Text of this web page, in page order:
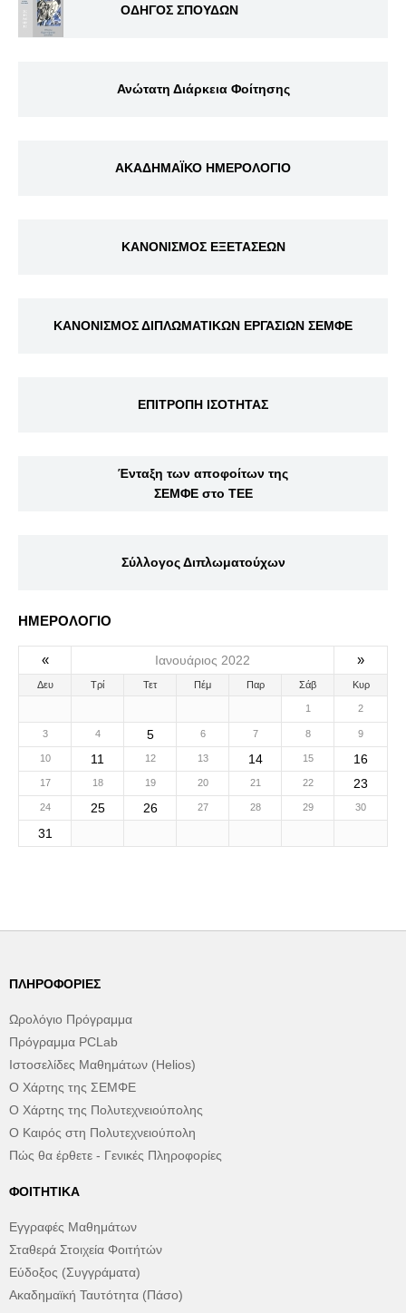
ΟΔΗΓΟΣ ΣΠΟΥΔΩΝ
Ανώτατη Διάρκεια Φοίτησης
ΑΚΑΔΗΜΑΪΚΟ ΗΜΕΡΟΛΟΓΙΟ
ΚΑΝΟΝΙΣΜΟΣ ΕΞΕΤΑΣΕΩΝ
ΚΑΝΟΝΙΣΜΟΣ ΔΙΠΛΩΜΑΤΙΚΩΝ ΕΡΓΑΣΙΩΝ ΣΕΜΦΕ
ΕΠΙΤΡΟΠΗ ΙΣΟΤΗΤΑΣ
Ένταξη των αποφοίτων της
ΣΕΜΦΕ στο ΤΕΕ
Σύλλογος Διπλωματούχων
ΗΜΕΡΟΛΟΓΙΟ
« Ιανουάριος 2022 »
Δευ Τρί Τετ Πέμ Παρ Σάβ Κυρ
1 2
3 4 5 6 7 8 9
10 11 12 13 14 15 16
17 18 19 20 21 22 23
24 25 26 27 28 29 30
31
ΠΛΗΡΟΦΟΡΊΕΣ
Ωρολόγιο Πρόγραμμα
Πρόγραμμα PCLab
Ιστοσελίδες Μαθημάτων (Helios)
Ο Χάρτης της ΣΕΜΦΕ
Ο Χάρτης της Πολυτεχνειούπολης
Ο Καιρός στη Πολυτεχνειούπολη
Πώς θα έρθετε - Γενικές Πληροφορίες
ΦΟΙΤΗΤΙΚΆ
Εγγραφές Μαθημάτων
Σταθερά Στοιχεία Φοιτήτών
Εύδοξος (Συγγράματα)
Ακαδημαϊκή Ταυτότητα (Πάσο)